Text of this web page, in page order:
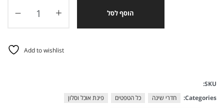
הוסף לסל
Add to wishlist
SKU:
Categories:
חדרי שינה כל הטפטים
פינת אוכל וסלון